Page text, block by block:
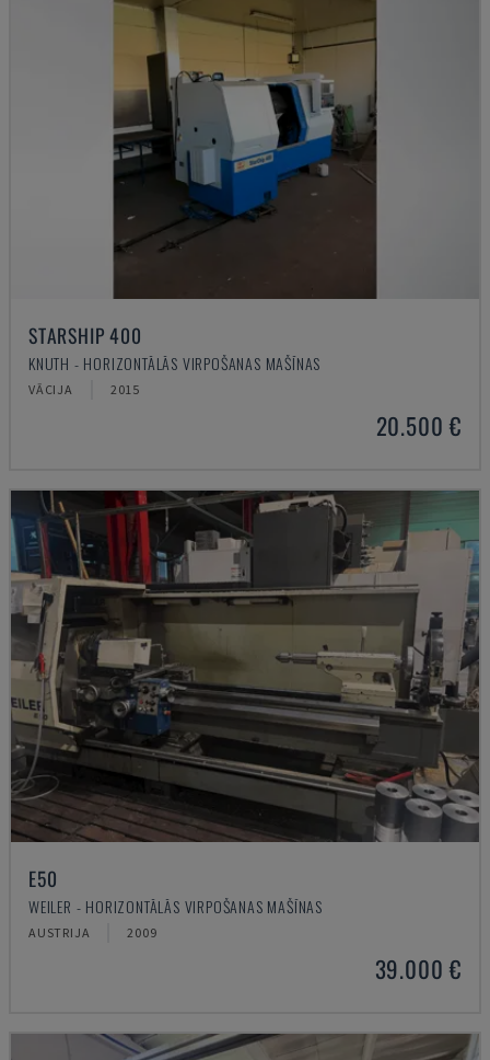
STARSHIP 400
KNUTH - HORIZONTĀLĀS VIRPOŠANAS MAŠĪNAS
VĀCIJA 2015
20.500 €
E50
WEILER - HORIZONTĀLĀS VIRPOŠANAS MAŠĪNAS
AUSTRIJA 2009
39.000 €